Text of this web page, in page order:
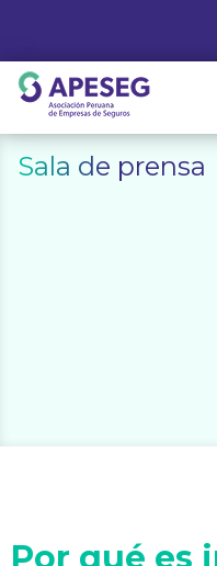
content
APESEG
Sala de prensa
Por qué es